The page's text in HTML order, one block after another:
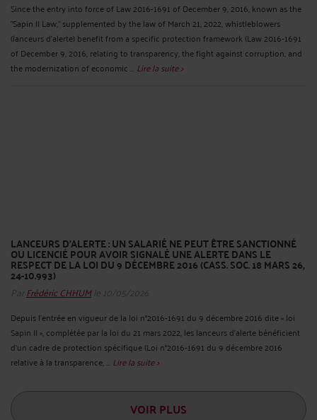
Since the entry into force of Law 2016-1691 of December 9, 2016, known as the
"Sapin II Law," supplemented by the law of March 21, 2022, whistleblowers
(lanceurs d’alerte) benefit from a specific protection framework (Law 2016-1691
of December 9, 2016, relating to transparency, the fight against corruption, and
the modernization of economic ... Lire la suite >
LANCEURS D’ALERTE : UN SALARIÉ NE PEUT ÊTRE SANCTIONNÉ
OU LICENCIÉ POUR AVOIR SIGNALÉ UNE ALERTE DANS LE
RESPECT DE LA LOI DU 9 DÉCEMBRE 2016 (CASS. SOC. 18 MARS 26,
24-10.993)
Par Frédéric CHHUMle 10/05/2026
Depuis l’entrée en vigueur de la loi n°2016-1691 du 9 décembre 2016 dite « loi
Sapin II », complétée par la loi du 21 mars 2022, les lanceurs d’alerte bénéficient
d’un cadre de protection spécifique (Loi n°2016-1691 du 9 décembre 2016
relative à la transparence, ... Lire la suite >
VOIR PLUS